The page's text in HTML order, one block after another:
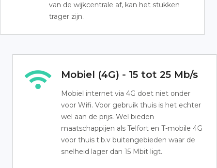
van de wijkcentrale af, kan het stukken
trager zijn.
Mobiel (4G) - 15 tot 25 Mb/s
Mobiel internet via 4G doet niet onder
voor Wifi. Voor gebruik thuis is het echter
wel aan de prijs. Wel bieden
maatschappijen als Telfort en T-mobile 4G
voor thuis t.b.v buitengebieden waar de
snelheid lager dan 15 Mbit ligt.